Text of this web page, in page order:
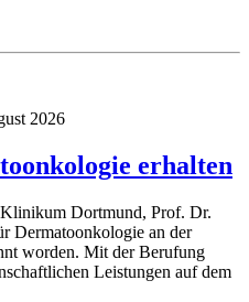
2026
erhalten
Dortmund, Prof. Dr.
Dermatoonkologie an der
worden. Mit der Berufung
Leistungen auf dem